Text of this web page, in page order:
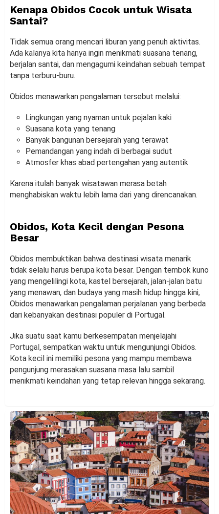
Kenapa Obidos Cocok untuk Wisata
Santai?
Tidak semua orang mencari liburan yang penuh aktivitas.
Ada kalanya kita hanya ingin menikmati suasana tenang,
berjalan santai, dan mengagumi keindahan sebuah tempat
tanpa terburu-buru.
Obidos menawarkan pengalaman tersebut melalui:
Lingkungan yang nyaman untuk pejalan kaki
Suasana kota yang tenang
Banyak bangunan bersejarah yang terawat
Pemandangan yang indah di berbagai sudut
Atmosfer khas abad pertengahan yang autentik
Karena itulah banyak wisatawan merasa betah
menghabiskan waktu lebih lama dari yang direncanakan.
Obidos, Kota Kecil dengan Pesona
Besar
Obidos membuktikan bahwa destinasi wisata menarik
tidak selalu harus berupa kota besar. Dengan tembok kuno
yang mengelilingi kota, kastel bersejarah, jalan-jalan batu
yang menawan, dan budaya yang masih hidup hingga kini,
Obidos menawarkan pengalaman perjalanan yang berbeda
dari kebanyakan destinasi populer di Portugal.
Jika suatu saat kamu berkesempatan menjelajahi
Portugal, sempatkan waktu untuk mengunjungi Obidos.
Kota kecil ini memiliki pesona yang mampu membawa
pengunjung merasakan suasana masa lalu sambil
menikmati keindahan yang tetap relevan hingga sekarang.